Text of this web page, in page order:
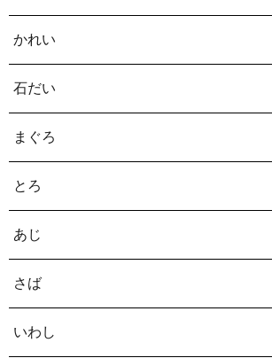
かれい
石だい
まぐろ
とろ
あじ
さば
いわし